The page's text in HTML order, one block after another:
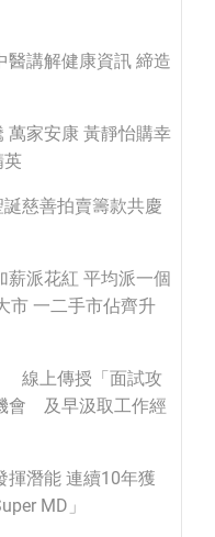
醫講解健康資訊 締造
萬家安康 黃靜怡購幸
英
慈善拍賣籌款共慶
薪派花紅 平均派一個
市 一二手市佔齊升
線上傳授「面試攻
會 及早汲取工作經
揮潛能 連續10年獲
MD」